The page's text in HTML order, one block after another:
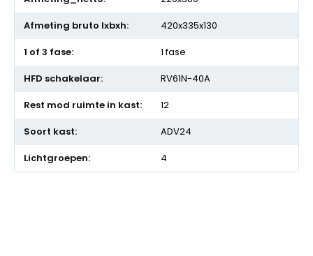
420x335x130
1 fase
RV61N-40A
12
ADV24
4